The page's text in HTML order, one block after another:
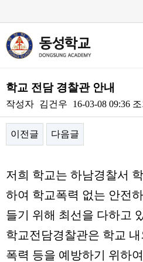
학교 전담 경찰관 안내
작성자 김건우 16-03-08 09:36 조
이전글 다음글
저희 학교는 하남경찰서
하여 학교폭력 없는 안전
들기 위해 최선을 다하고
학교전담경찰관은 학교
폭력 등을 예방하기 위하